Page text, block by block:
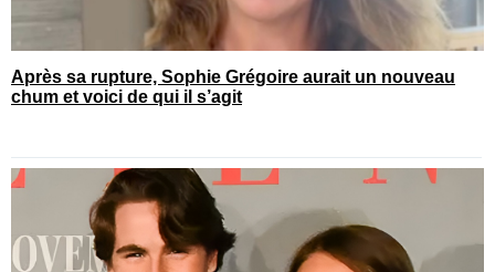
Après sa rupture, Sophie Grégoire aurait un nouveau
chum et voici de qui il s’agit